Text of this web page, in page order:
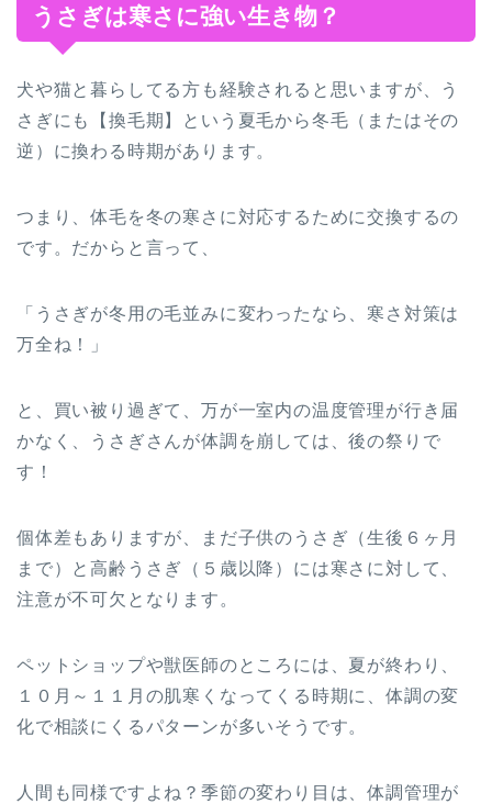
うさぎは寒さに強い生き物？
犬や猫と暮らしてる方も経験されると思いますが、う
さぎにも【換毛期】という夏毛から冬毛（またはその
逆）に換わる時期があります。
つまり、体毛を冬の寒さに対応するために交換するの
です。だからと言って、
「うさぎが冬用の毛並みに変わったなら、寒さ対策は
万全ね！」
と、買い被り過ぎて、万が一室内の温度管理が行き届
かなく、うさぎさんが体調を崩しては、後の祭りで
す！
個体差もありますが、まだ子供のうさぎ（生後６ヶ月
まで）と高齢うさぎ（５歳以降）には寒さに対して、
注意が不可欠となります。
ペットショップや獣医師のところには、夏が終わり、
１０月～１１月の肌寒くなってくる時期に、体調の変
化で相談にくるパターンが多いそうです。
人間も同様ですよね？季節の変わり目は、体調管理が